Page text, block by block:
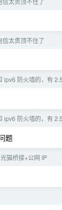
信太贵顶不住了
ipv6 防火墙的，有
ipv6 防火墙的，有
题
猫桥接+公网 IP